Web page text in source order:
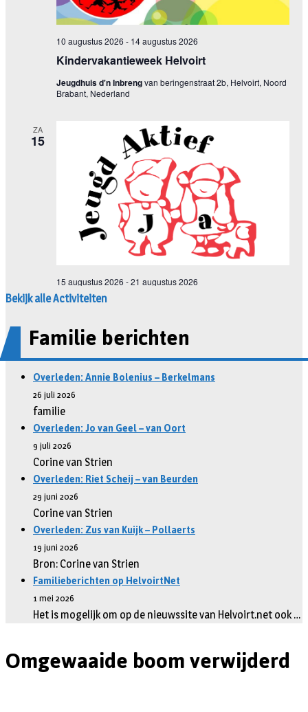
Bekijk alle Activiteiten
Familie berichten
Overleden: Annie Bolenius – Berkelmans
26 juli 2026
familie
Overleden: Jo van Geel – van Oort
9 juli 2026
Corine van Strien
Overleden: Riet Scheij – van Beurden
29 juni 2026
Corine van Strien
Overleden: Zus van Kuijk – Pollaerts
19 juni 2026
Bron: Corine van Strien
Familieberichten op HelvoirtNet
1 mei 2026
Het is mogelijk om op de nieuwssite van Helvoirt.net ook …
Omgewaaide boom verwijderd